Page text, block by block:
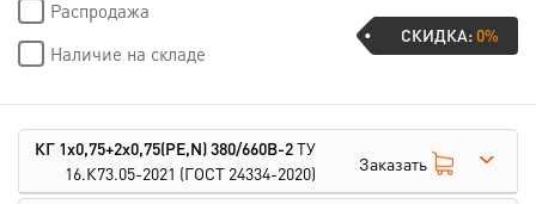
Распродажа
Наличие на складе
СКИДКА:0%
КГ 1х0,75+2х0,75(PE,N) 380/660В-2ТУ
16.К73.05-2021 (ГОСТ 24334-2020) Заказать